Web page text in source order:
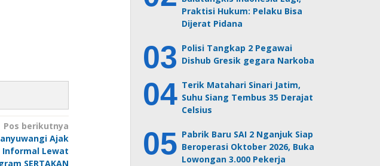
Pos berikutnya
Ajak
Informal Lewat
SERTAKAN
Praktisi Hukum: Pelaku Bisa
Dijerat Pidana
Polisi Tangkap 2 Pegawai
Dishub Gresik gegara Narkoba
Terik Matahari Sinari Jatim,
Suhu Siang Tembus 35 Derajat
Celsius
Pabrik Baru SAI 2 Nganjuk Siap
Beroperasi Oktober 2026, Buka
Lowongan 3.000 Pekerja